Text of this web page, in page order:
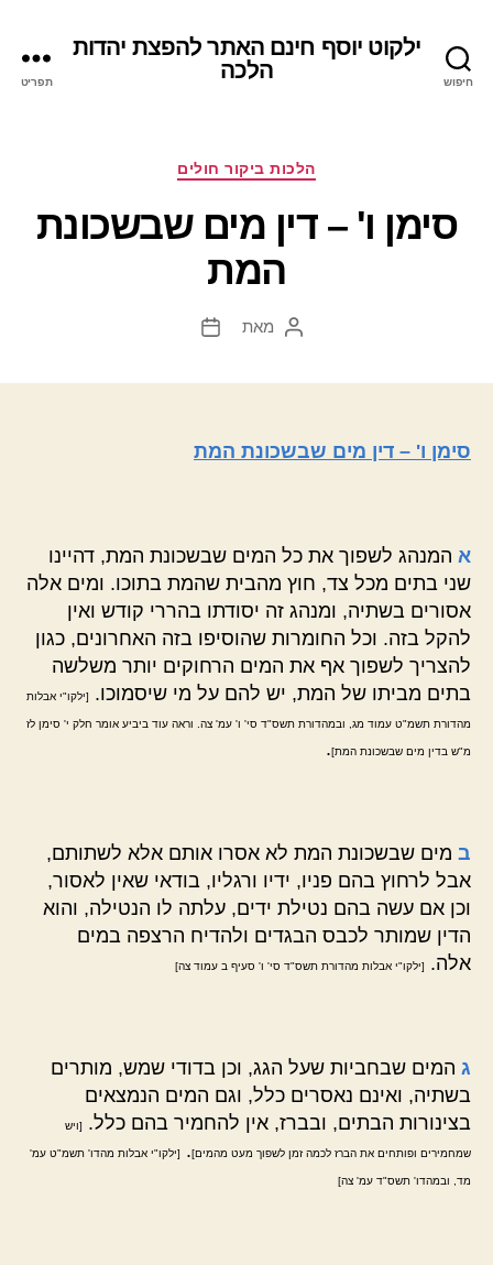
חיפוש
ילקוט יוסף חינם האתר להפצת יהדות
הלכה
תפריט
קטגוריות
הלכות ביקור חולים
סימן ו' – דין מים שבשכונת
המת
המחבר
מאת
תאריך
סימן ו' – דין מים שבשכונת המת
א המנהג לשפוך את כל המים שבשכונת המת, דהיינו
שני בתים מכל צד, חוץ מהבית שהמת בתוכו. ומים אלה
אסורים בשתיה, ומנהג זה יסודתו בהררי קודש ואין
להקל בזה. וכל החומרות שהוסיפו בזה האחרונים, כגון
להצריך לשפוך אף את המים הרחוקים יותר משלשה
בתים מביתו של המת, יש להם על מי שיסמוכו.
[ילקו"י אבלות
מהדורת תשמ"ט עמוד מג, ובמהדורת תשס"ד סי' ו' עמ' צה. וראה עוד ביביע אומר חלק י' סימן לז
מ"ש בדין מים שבשכונת המת].
ב מים שבשכונת המת לא אסרו אותם אלא לשתותם,
אבל לרחוץ בהם פניו, ידיו ורגליו, בודאי שאין לאסור,
וכן אם עשה בהם נטילת ידים, עלתה לו הנטילה, והוא
הדין שמותר לכבס הבגדים ולהדיח הרצפה במים
אלה.
[ילקו"י אבלות מהדורת תשס"ד סי' ו' סעיף ב עמוד צה]
ג המים שבחביות שעל הגג, וכן בדודי שמש, מותרים
בשתיה, ואינם נאסרים כלל, וגם המים הנמצאים
בצינורות הבתים, ובברז, אין להחמיר בהם כלל.
[ויש
שמחמירים ופותחים את הברז לכמה זמן לשפוך מעט מהמים]. [ילקו"י אבלות מהדו' תשמ"ט עמ'
מד, ובמהדו' תשס"ד עמ' צה]